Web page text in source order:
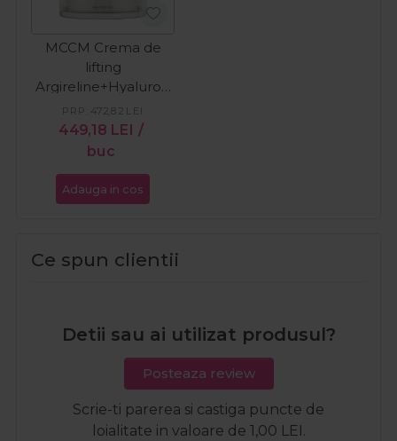
MCCM Crema de
lifting
Argireline+Hyaluron
cu efect antirid 30ml
449,18 LEI /
buc
PRP: 472,82 LEI
Adauga in cos
Ce spun clientii
Detii sau ai utilizat produsul?
Posteaza review
Scrie-ti parerea si castiga puncte de
loialitate in valoare de 1,00 LEI.